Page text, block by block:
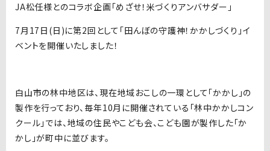
JA松任様とのコラボ企画「めざせ！米づくりアンバサダー」
7月17日(日)に第2回として「田んぼの守護神！かかしづくり」イ
ベントを開催いたしました！
白山市の林中地区は、現在地域おこしの一環として「かかし」の
製作を行っており、毎年10月に開催されている「林中かかしコン
クール」では、地域の住民やこども会、こども園が製作した「か
かし」が町中に並びます。